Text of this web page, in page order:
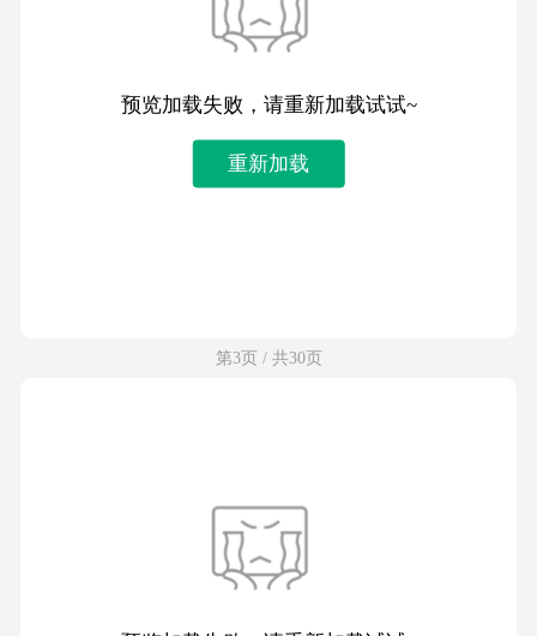
预览加载失败，请重新加载试试~
重新加载
第3页 / 共30页